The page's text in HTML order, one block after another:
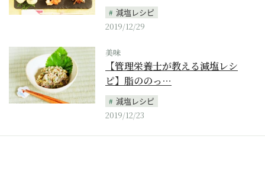
減塩レシピ
2019/12/29
美味
【管理栄養士が教える減塩レシ
ピ】脂ののっ…
減塩レシピ
2019/12/23